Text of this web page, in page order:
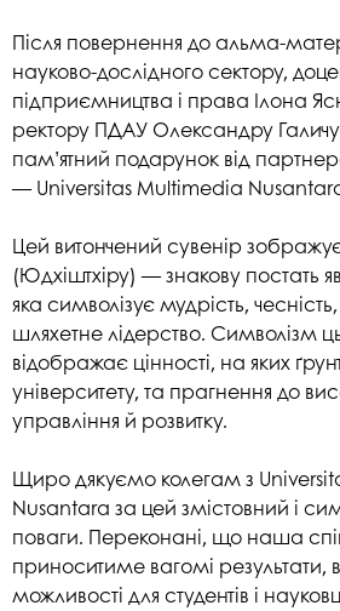
Після повернення до альма-
науково-дослідного сектору,
підприємництва і права Ілона
ректору ПДАУ Олександру
пам’ятний подарунок від
— Universitas Multimedia
Цей витончений сувенір
(Юдхіштхіру) — знакову постать
яка символізує мудрість,
шляхетне лідерство. Символізм
відображає цінності, на яких
університету, та прагнення до
управління й розвитку.
Щиро дякуємо колегам з
Nusantara за цей змістовний і
поваги. Переконані, що наша
приноситиме вагомі результати,
можливості для студентів і